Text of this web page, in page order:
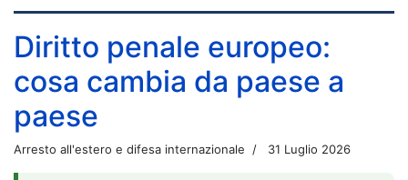
Diritto penale europeo:
cosa cambia da paese a
paese
Arresto all'estero e difesa internazionale 31 Luglio 2026